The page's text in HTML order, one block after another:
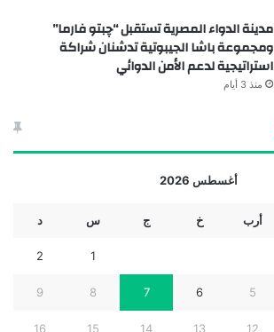
مدينة الدواء المصرية تستقبل “چبتو فارما”
ومجموعة باشا الجيبوتية تدشنان شراكة
استراتيجية لدعم الأمن الدوائي
منذ 3 أيام
أغسطس 2026
أرب خ ج س د
1
2
5
6
7
8
9
12
13
14
15
16